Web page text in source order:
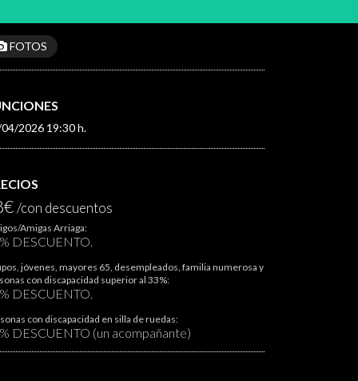
FOTOS
2026 19:30 h.
/con descuentos
Amigas Arriaga:
DESCUENTO.
jóvenes, mayores 65, desempleados, familia numerosa y
con discapacidad superior al 33%:
DESCUENTO.
con discapacidad en silla de ruedas:
DESCUENTO (un acompañante)